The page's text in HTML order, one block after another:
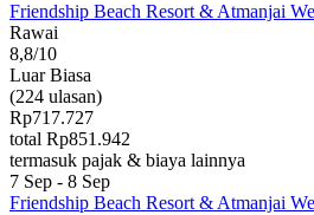
Friendship Beach Resort & Atmanjai
Rawai
8,8/10
Luar Biasa
(224 ulasan)
Rp717.727
total Rp851.942
termasuk pajak & biaya lainnya
7 Sep - 8 Sep
Friendship Beach Resort & Atmanjai